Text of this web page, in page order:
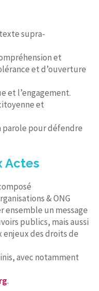
supra-
et
et d’ouverture
et l’engagement.
et
parole pour défendre
Actes
& ONG
ensemble un message
publics, mais aussi
enjeux des droits de
avec notamment
.